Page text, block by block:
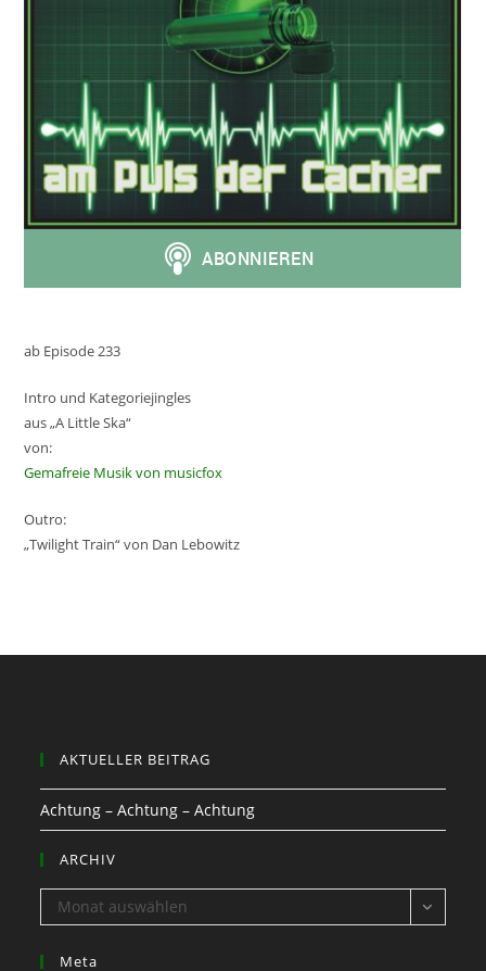
ab Episode 233
Intro und Kategoriejingles
aus „A Little Ska“
von:
Gemafreie Musik von musicfox
Outro:
„Twilight Train“ von Dan Lebowitz
AKTUELLER BEITRAG
Achtung – Achtung – Achtung
ARCHIV
ARCHIV
Monat auswählen
Meta